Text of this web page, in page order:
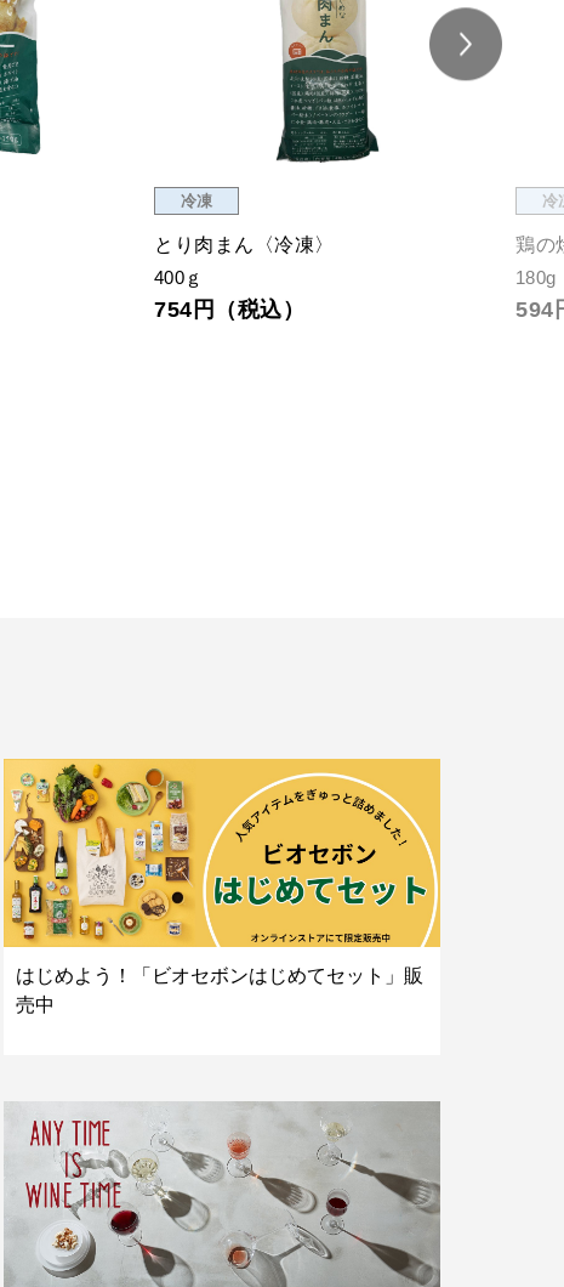
冷凍
とり肉まん〈冷凍〉
400ｇ
754円（税込）
冷
鶏の
180g
594
はじめよう！「ビオセボンはじめてセット」販
売中